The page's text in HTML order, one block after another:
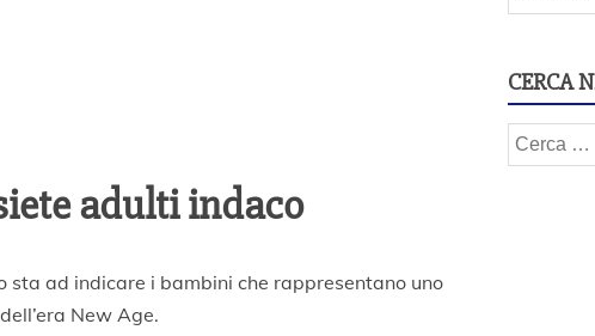
adulti indaco
ad indicare i bambini che rappresentano uno
New Age.
per:
CERCA
Ricerca
per: